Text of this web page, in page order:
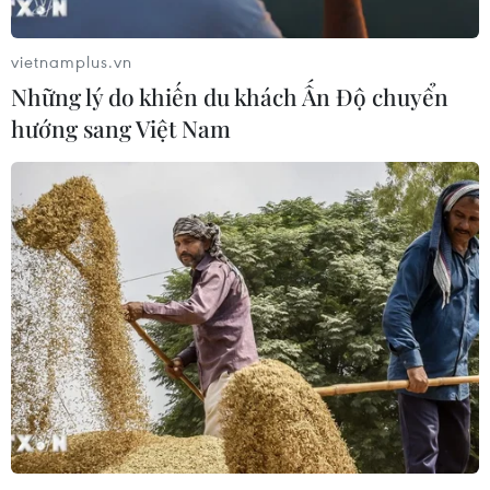
lượng cao
06/08/2026 11:43
Các trường đại học sẽ xét tuyển thí
sinh Trường THTP chuyên Tuyên
Quang không vi phạm quy chế
06/08/2026 09:44
Toàn cảnh vụ sai phạm điểm
thi trường THPT chuyên Tuyên
Quang
06/08/2026 09:04
Đắk Lắk tháo gỡ khó khăn, đảm bảo
đủ sách giáo khoa cho năm học mới
vietnamplus.vn
Những lý do khiến du khách Ấn Độ chuyển
hướng sang Việt Nam